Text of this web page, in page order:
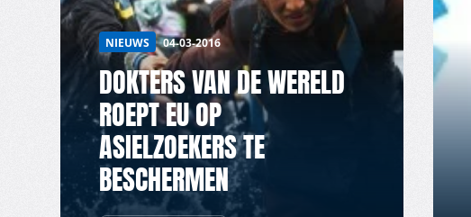
NIEUWS 04-03-2016
DOKTERS VAN DE WERELD
ROEPT EU OP
ASIELZOEKERS TE
BESCHERMEN